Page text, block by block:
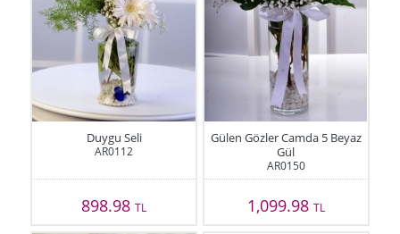
Duygu Seli
AR0112
898.98TL
Gülen Gözler Camda 5 Beyaz
Gül
AR0150
1,099.98 TL